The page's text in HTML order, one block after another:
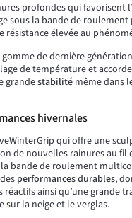
profondes qui favorisent
sous la bande de
résistance élevée au
de dernière
de température et
grandestabilité même dans
hivernales
qui offre une
de nouvelles rainures au fil
bande de roulement
performances durables,
réactifs ainsi qu’une grande
la neige et le verglas.